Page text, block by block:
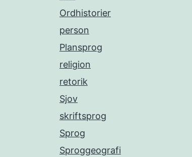
Ordhistorier
person
Plansprog
religion
retorik
Sjov
skriftsprog
Sprog
Sproggeografi